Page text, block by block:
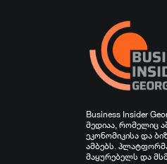
Business Insider
მედიაა, რომელიც
ეკონომიკისა და
ამბებს.
მაყურებელს და